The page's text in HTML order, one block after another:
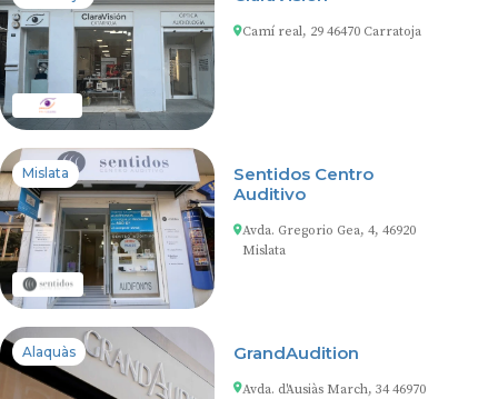
Camí real, 29 46470 Carratoja
Mislata
Sentidos Centro
Auditivo
Avda. Gregorio Gea, 4, 46920
Mislata
Alaquàs GrandAudition
Avda. d'Ausiàs March, 34 46970